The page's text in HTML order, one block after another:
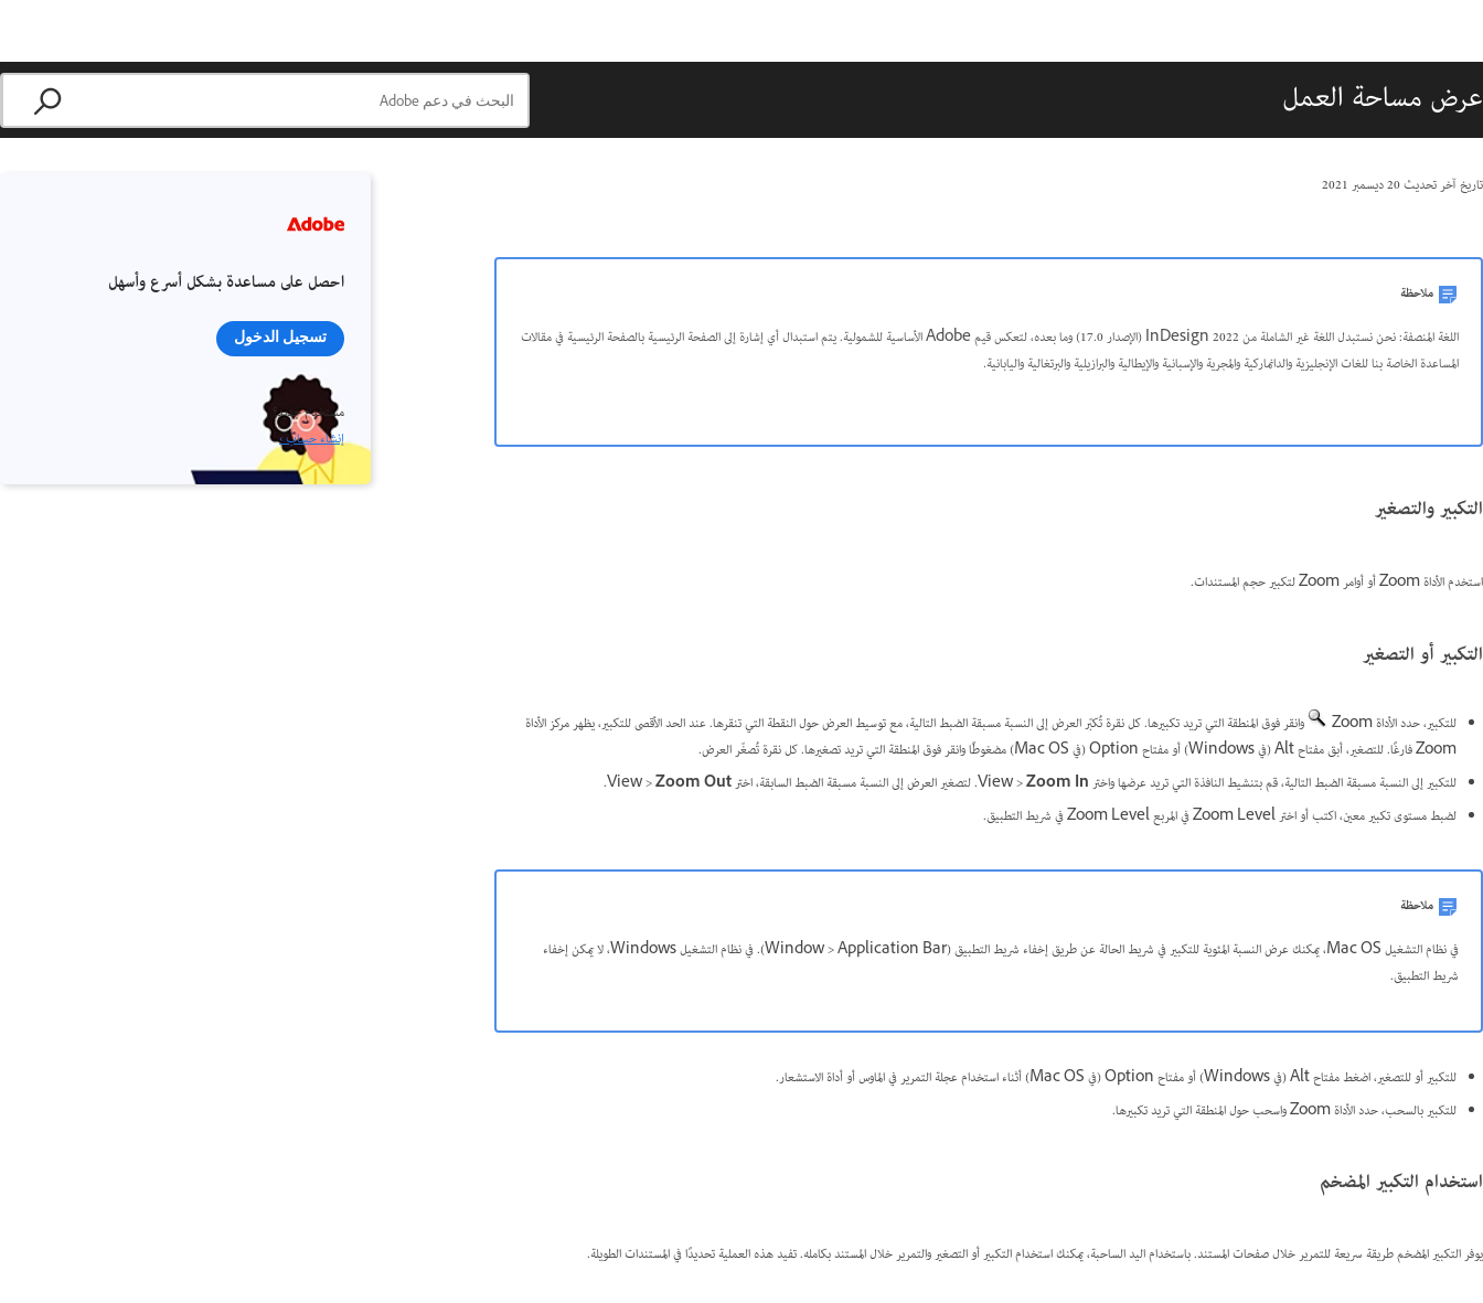
عرض مساحة العمل
تاريخ آخر تحديث20 ديسمبر 2021
ملاحظة
اللغة المنصفة: نحن نستبدل اللغة غير الشاملة من InDesign 2022 (الإصدار 17.0) وما بعده، لتعكس قيم Adobe الأساسية للشمولية. يتم استبدال أي إشارة إلى الصفحة الرئيسية بالصفحة الرئيسية في مقالات
المساعدة الخاصة بنا للغات الإنجليزية والدانماركية والمجرية والإسبانية والإيطالية والبرازيلية والبرتغالية واليابانية.
التكبير والتصغير
استخدم الأداة Zoom أو أوامر Zoom لتكبير حجم المستندات.
التكبير أو التصغير
للتكبير، حدد الأداة Zoom
وانقر فوق المنطقة التي تريد تكبيرها. كل نقرة تُكبّر العرض إلى النسبة مسبقة الضبط التالية، مع توسيط العرض حول النقطة التي تنقرها. عند الحد الأقصى للتكبير، يظهر مركز الأداة
Zoom فارغًا. للتصغير، أبق مفتاح Alt (في Windows) أو مفتاح Option (في Mac OS) مضغوطًا وانقر فوق المنطقة التي تريد تصغيرها. كل نقرة تُصغّر العرض.
للتكبير إلى النسبة مسبقة الضبط التالية، قم بتنشيط النافذة التي تريد عرضها واختر View >Zoom In . لتصغير العرض إلى النسبة مسبقة الضبط السابقة، اختر View >Zoom Out
.
لضبط مستوى تكبير معين، اكتب أو اختر Zoom Level في المربع Zoom Level في شريط التطبيق.
ملاحظة
في نظام التشغيل Mac OS، يمكنك عرض النسبة المئوية للتكبير في شريط الحالة عن طريق إخفاء شريط التطبيق (Window > Application Bar). في نظام التشغيل Windows، لا يمكن إخفاء
شريط التطبيق.
للتكبير أو للتصغير، اضغط مفتاح Alt (في Windows) أو مفتاح Option (في Mac OS) أثناء استخدام عجلة التمرير في الماوس أو أداة الاستشعار.
للتكبير بالسحب، حدد الأداة Zoom واسحب حول المنطقة التي تريد تكبيرها.
استخدام التكبير المضخم
يوفر التكبير المضخم طريقة سريعة للتمرير خلال صفحات المستند. باستخدام اليد الساحبة، يمكنك استخدام التكبير أو التصغير والتمرير خلال المستند بكامله. تفيد هذه العملية تحديدًا في المستندات الطويلة.
احصل على مساعدة بشكل أسرع وأسهل
تسجيل الدخول
مستخدم جديد؟
إنشاء حساب ›